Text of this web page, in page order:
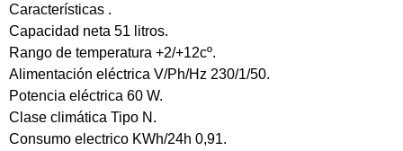
Características .
Capacidad neta 51 litros.
Rango de temperatura +2/+12cº.
Alimentación eléctrica V/Ph/Hz 230/1/50.
Potencia eléctrica 60 W.
Clase climática Tipo N.
Consumo electrico KWh/24h 0,91.